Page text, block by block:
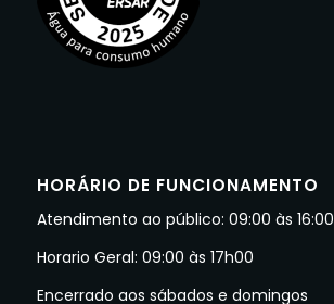
HORÁRIO DE FUNCIONAMENTO
Atendimento ao público: 09:00 às 16:00
Horario Geral: 09:00 às 17h00
Encerrado aos sábados e domingos